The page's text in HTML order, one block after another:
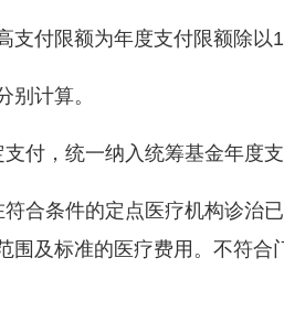
限额为年度支付限额除以
计算。
，统一纳入统筹基金年度支
条件的定点医疗机构诊治已
围及标准的医疗费用。不符